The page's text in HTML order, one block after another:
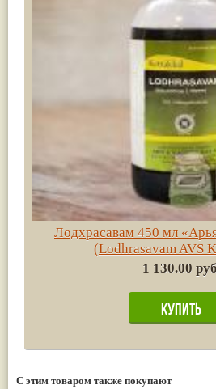
Лодхрасавам 450 мл
(Lodhrasavam AVS
1 130.00
С этим товаром также покупают